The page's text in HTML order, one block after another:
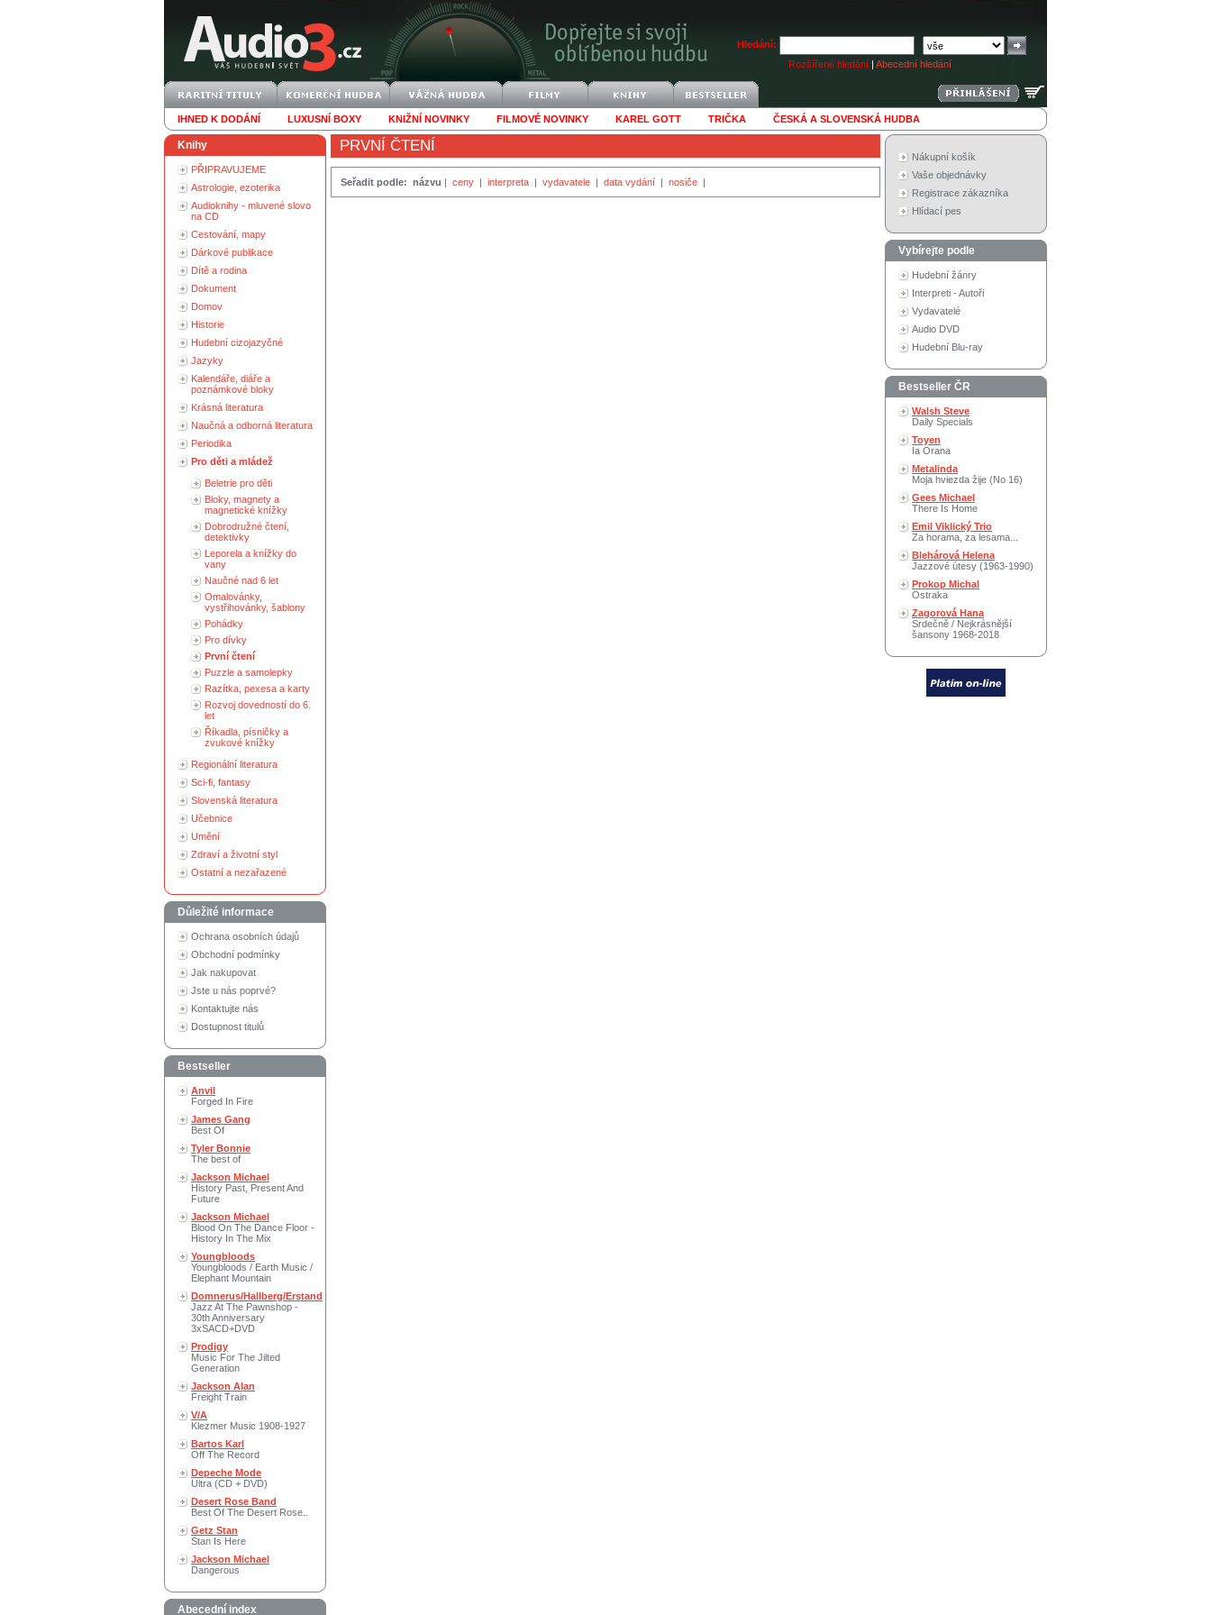
Hledání:
Rozšířené hledání | Abecední hledání
IHNED K DODÁNÍ LUXUSNÍ BOXY KNIŽNÍ NOVINKY FILMOVÉ NOVINKY KAREL GOTT TRIČKA ČESKÁ A SLOVENSKÁ HUDBA
Knihy
PŘIPRAVUJEME
Astrologie, ezoterika
Audioknihy - mluvené slovo
na CD
Cestování, mapy
Dárkové publikace
Dítě a rodina
Dokument
Domov
Historie
Hudební cizojazyčné
Jazyky
Kalendáře, diáře a
poznámkové bloky
Krásná literatura
Naučná a odborná literatura
Periodika
Pro děti a mládež
Beletrie pro děti
Bloky, magnety a
magnetické knížky
Dobrodružné čtení,
detektivky
Leporela a knížky do
vany
Naučné nad 6 let
Omalovánky,
vystřihovánky, šablony
Pohádky
Pro dívky
První čtení
Puzzle a samolepky
Razítka, pexesa a karty
Rozvoj dovedností do 6.
let
Říkadla, písničky a
zvukové knížky
Regionální literatura
Sci-fi, fantasy
Slovenská literatura
Učebnice
Umění
Zdraví a životní styl
Ostatní a nezařazené
Důležité informace
Ochrana osobních údajů
Obchodní podmínky
Jak nakupovat
Jste u nás poprvé?
Kontaktujte nás
Dostupnost titulů
Bestseller
Anvil
Forged In Fire
James Gang
Best Of
Tyler Bonnie
The best of
Jackson Michael
History Past, Present And
Future
Jackson Michael
Blood On The Dance Floor -
History In The Mix
Youngbloods
Youngbloods / Earth Music /
Elephant Mountain
Domnerus/Hallberg/Erstand
Jazz At The Pawnshop -
30th Anniversary
3xSACD+DVD
Prodigy
Music For The Jilted
Generation
Jackson Alan
Freight Train
V/A
Klezmer Music 1908-1927
Bartos Karl
Off The Record
Depeche Mode
Ultra (CD + DVD)
Desert Rose Band
Best Of The Desert Rose..
Getz Stan
Stan Is Here
Jackson Michael
Dangerous
Abecední index
PRVNÍ ČTENÍ
Seřadit podle: názvu | ceny | interpreta | vydavatele | data vydání | nosiče |
Nákupní košík
Vaše objednávky
Registrace zákazníka
Hlídací pes
Vybírejte podle
Hudební žánry
Interpreti - Autoři
Vydavatelé
Audio DVD
Hudební Blu-ray
Bestseller ČR
Walsh Steve
Daily Specials
Toyen
Ia Orana
Metalinda
Moja hviezda žije (No 16)
Gees Michael
There Is Home
Emil Viklický Trio
Za horama, za lesama...
Blehárová Helena
Jazzové útesy (1963-1990)
Prokop Michal
Ostraka
Zagorová Hana
Srdečně / Nejkrásnější
šansony 1968-2018